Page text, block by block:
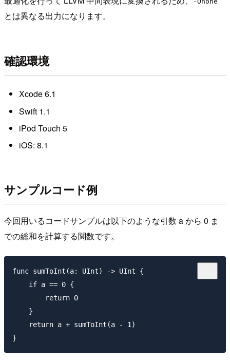
とは異なる出力になります。
確認環境
Xcode 6.1
Swift 1.1
iPod Touch 5
iOS: 8.1
サンプルコード例
今回用いるコードサンプルは以下のような引数 a から 0 ま
での総和を計算する関数です。
func sumToInt(a: UInt) -> UInt {
    if a == 0 {
        return 0
    }
    return a + sumToInt(a - 1)